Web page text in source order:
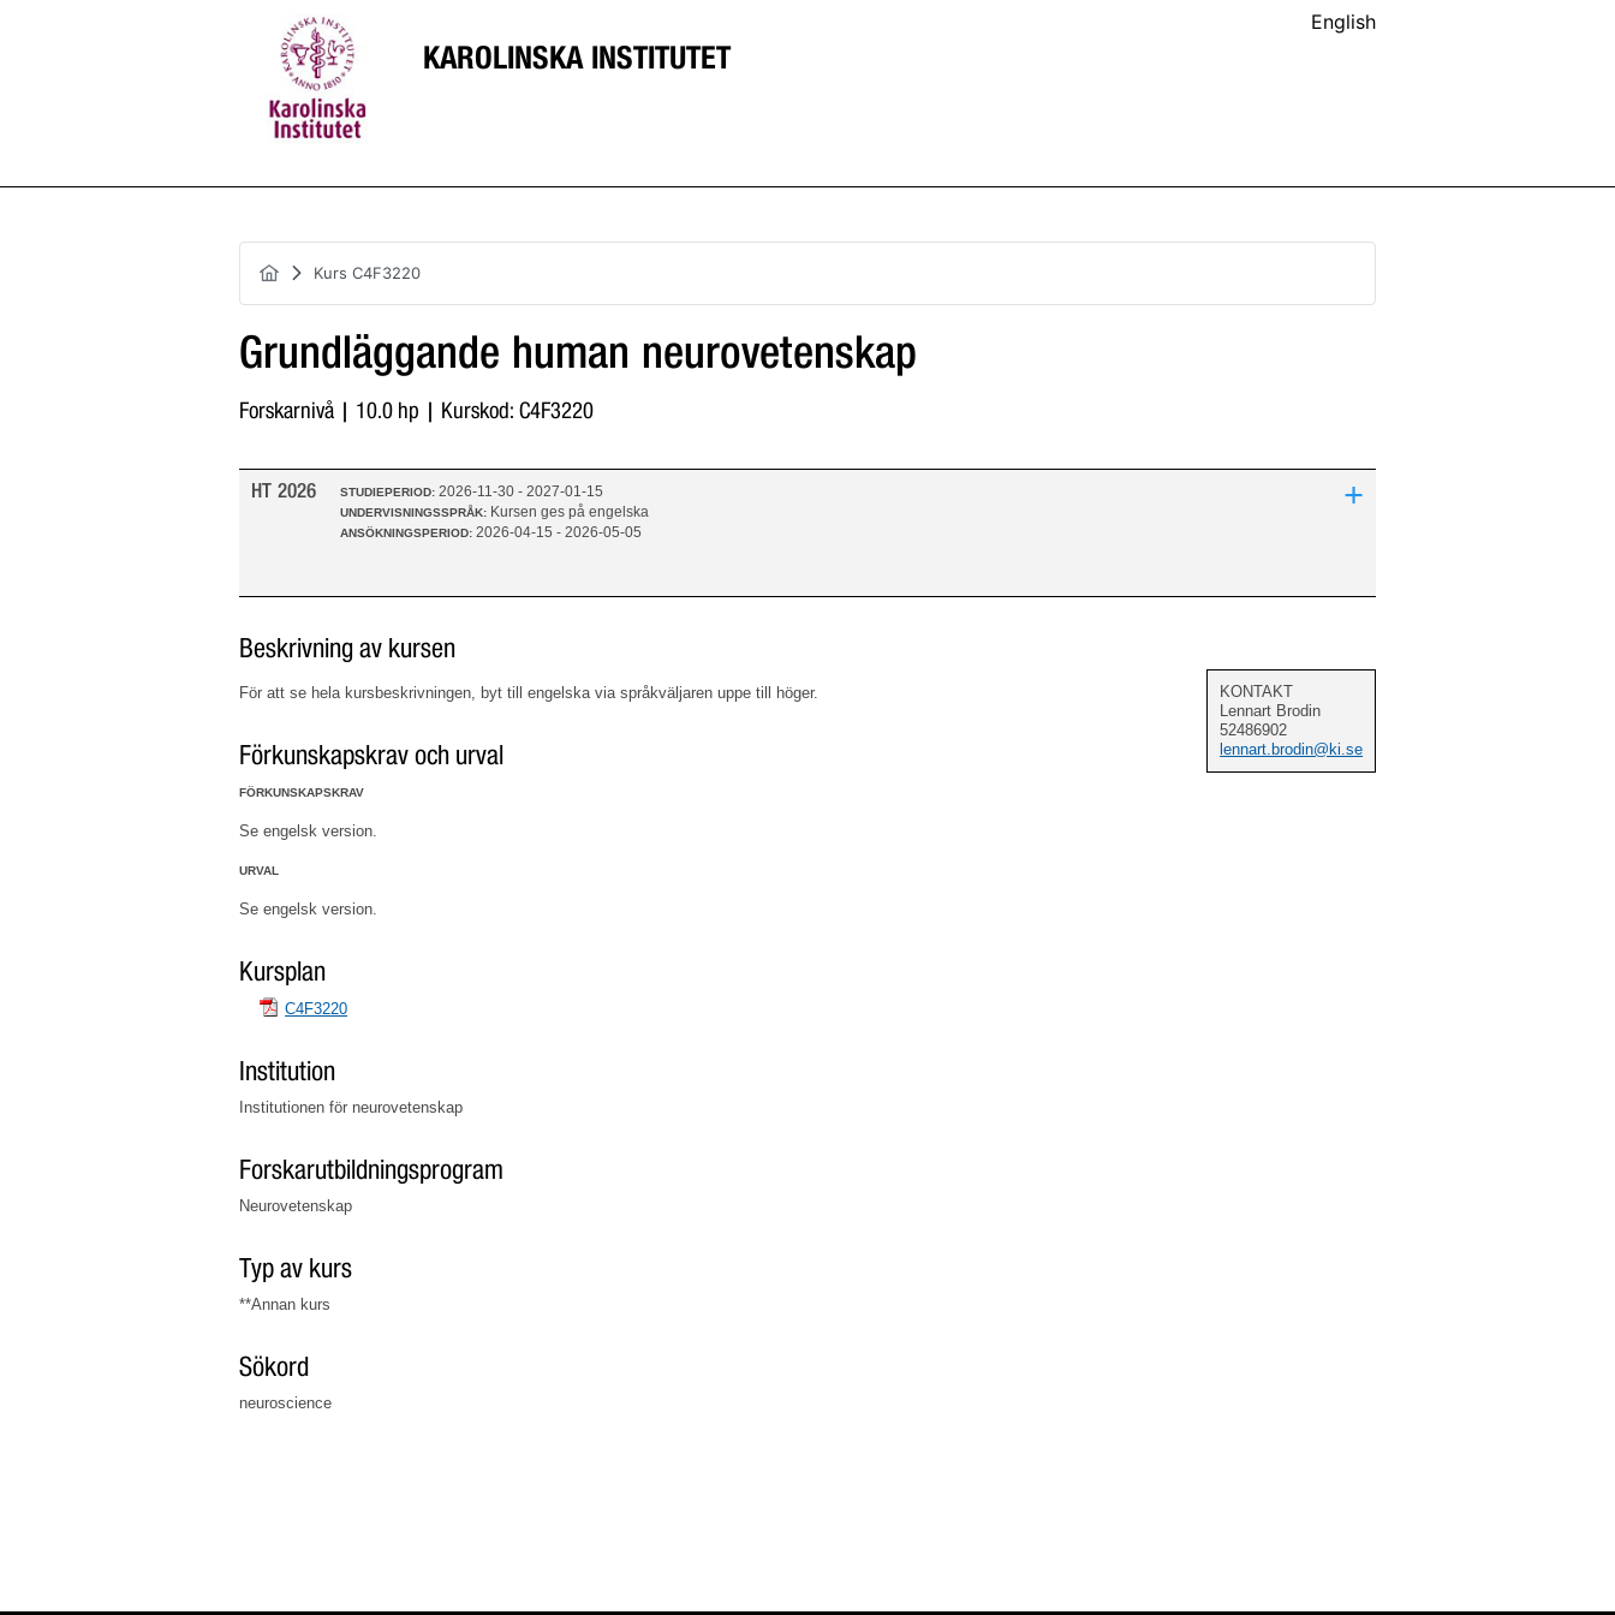
KAROLINSKA INSTITUTET
English
Kurs C4F3220
Grundläggande human neurovetenskap
Forskarnivå | 10.0 hp | Kurskod: C4F3220
HT 2026 STUDIEPERIOD:2026-11-30 - 2027-01-15
UNDERVISNINGSSPRÅK: Kursen ges på engelska
ANSÖKNINGSPERIOD:2026-04-15 - 2026-05-05
+
Beskrivning av kursen
För att se hela kursbeskrivningen, byt till engelska via språkväljaren uppe till höger.
Förkunskapskrav och urval
FÖRKUNSKAPSKRAV
Se engelsk version.
URVAL
Se engelsk version.
Kursplan
C4F3220
Institution
Institutionen för neurovetenskap
Forskarutbildningsprogram
Neurovetenskap
Typ av kurs
**Annan kurs
Sökord
neuroscience
KONTAKT
Lennart Brodin
52486902
lennart.brodin@ki.se